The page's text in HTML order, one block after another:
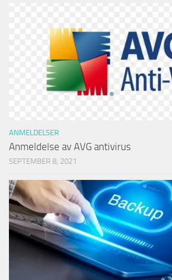
ANMELDELSER
Anmeldelse av AVG antivirus
SEPTEMBER 8, 2021